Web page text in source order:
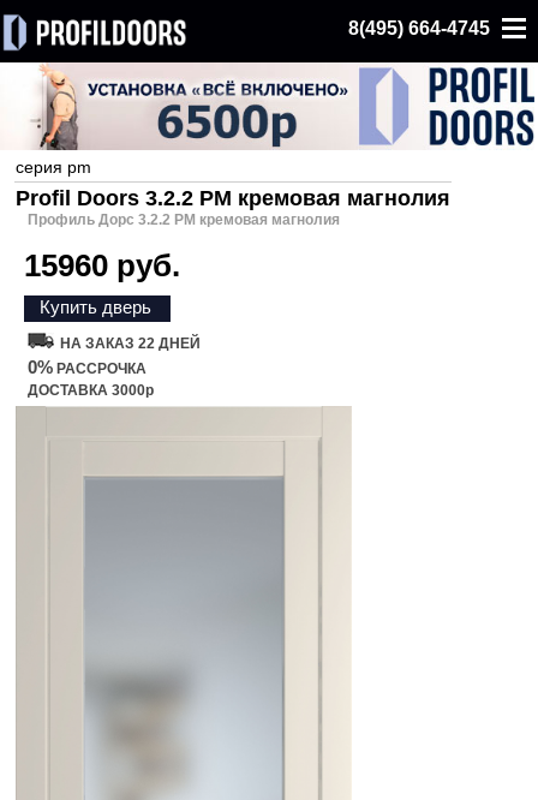
8(495) 664-4745
серия pm
Profil Doors 3.2.2 PM кремовая магнолия
Профиль Дорс 3.2.2 PM кремовая магнолия
15960 руб.
Купить дверь
НА ЗАКАЗ 22 ДНЕЙ
0% РАССРОЧКА
ДОСТАВКА 3000р